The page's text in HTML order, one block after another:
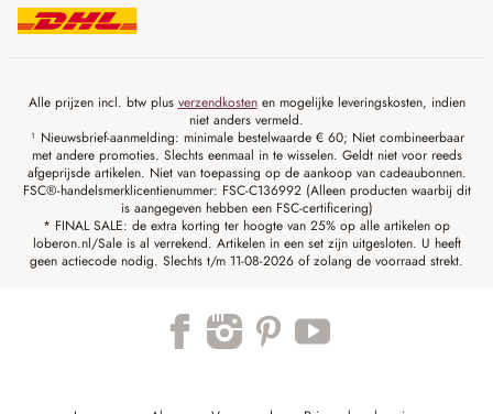
Alle prijzen incl. btw plus verzendkostenen mogelijke leveringskosten, indien
niet anders vermeld.
¹ Nieuwsbrief-aanmelding: minimale bestelwaarde € 60; Niet combineerbaar
met andere promoties. Slechts eenmaal in te wisselen. Geldt niet voor reeds
afgeprijsde artikelen. Niet van toepassing op de aankoop van cadeaubonnen.
FSC®-handelsmerklicentienummer: FSC-C136992 (Alleen producten waarbij dit
is aangegeven hebben een FSC-certificering)
* FINAL SALE: de extra korting ter hoogte van 25% op alle artikelen op
loberon.nl/Sale is al verrekend. Artikelen in een set zijn uitgesloten. U heeft
geen actiecode nodig. Slechts t/m 11-08-2026 of zolang de voorraad strekt.